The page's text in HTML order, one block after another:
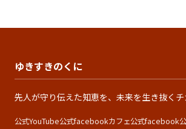
ゆきすきのくに
先人が守り伝えた知恵を、未来を生き抜くチ
公式YouTube公式facebookカフェ公式facebook